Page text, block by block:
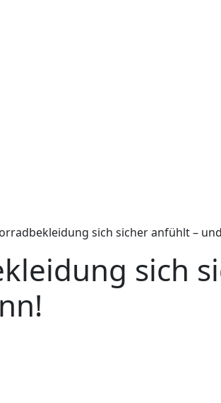
sich sicher anfühlt –
sich